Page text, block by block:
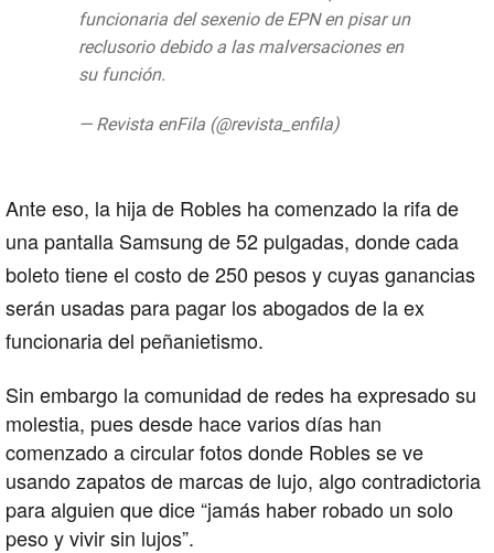
funcionaria del sexenio de EPN en pisar un
reclusorio debido a las malversaciones en
su función.
— Revista enFila (@revista_enfila)
Ante eso, la hija de Robles ha comenzado la rifa de
una pantalla Samsung de 52 pulgadas, donde cada
boleto tiene el costo de 250 pesos y cuyas ganancias
serán usadas para pagar los abogados de la ex
funcionaria del peñanietismo.
Sin embargo la comunidad de redes ha expresado su
molestia, pues desde hace varios días han
comenzado a circular fotos donde Robles se ve
usando zapatos de marcas de lujo, algo contradictoria
para alguien que dice “jamás haber robado un solo
peso y vivir sin lujos”.